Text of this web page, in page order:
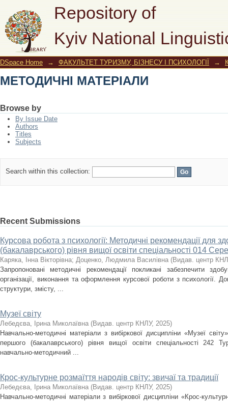
Repository of
Kyiv National
МЕТОДИЧНІ МАТЕРІАЛИ
DSpace Home → ФАКУЛЬТЕТ ТУРИЗМУ, БІЗНЕСУ І ПСИХОЛОГІЇ →
МЕТОДИЧНІ МАТЕРІАЛИ
Browse by
By Issue Date
Authors
Titles
Subjects
Search within this collection:
Recent Submissions
Курсова робота з психології: Методичні рекомендації для
(бакалаврського) рівня вищої освіти спеціальності 014
Каряка, Інна Вікторівна; Доценко, Людмила Василівна (Видав. центр
Запропоновані методичні рекомендації покликані забезпечити
організації, виконання та оформлення курсової роботи з психології.
структури, змісту, ...
Музеї світу
Лебедєва, Ірина Миколаївна (Видав. центр КНЛУ, 2025)
Навчально-методичні матеріали з вибіркової дисципліни «Музеї
першого (бакалаврського) рівня вищої освіти спеціальності 242
навчально-методичний ...
Крос-культурне розмаїття народів світу: звичаї та традиції
Лебедєва, Ірина Миколаївна (Видав. центр КНЛУ, 2025)
Навчально-методичні матеріали з вибіркової дисципліни «Крос-